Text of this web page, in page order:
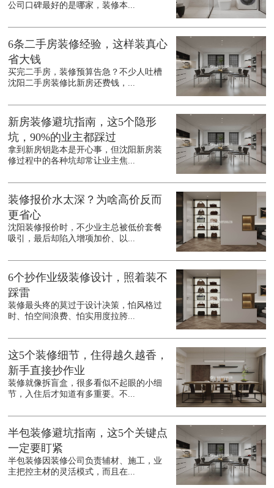
公司口碑最好的是哪家，装修本...
6条二手房装修经验，这样装真心
省大钱
买完二手房，装修预算告急？不少人吐槽
沈阳二手房装修比新房还费钱，...
新房装修避坑指南，这5个隐形
坑，90%的业主都踩过
拿到新房钥匙本是开心事，但沈阳新房装
修过程中的各种坑却常让业主焦...
装修报价水太深？为啥高价反而
更省心
沈阳装修报价时，不少业主总被低价套餐
吸引，最后却陷入增项加价、以...
6个抄作业级装修设计，照着装不
踩雷
装修最头疼的莫过于设计决策，怕风格过
时、怕空间浪费、怕实用度拉胯...
这5个装修细节，住得越久越香，
新手直接抄作业
装修就像拆盲盒，很多看似不起眼的小细
节，入住后才知道有多重要。不...
半包装修避坑指南，这5个关键点
一定要盯紧
半包装修因装修公司负责辅材、施工，业
主把控主材的灵活模式，而且在...